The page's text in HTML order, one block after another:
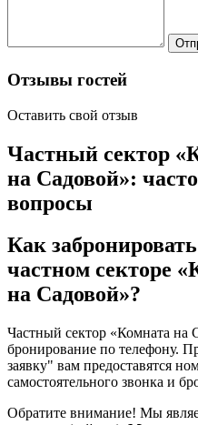
Отзывы гостей
Оставить свой отзыв
Частный сектор
на Садовой»:
вопросы
Как
частном секторе
на Садовой»?
Частный сектор «Комната на
бронирование по телефону.
заявку" вам предоставятся
самостоятельного звонка и
Обратите внимание! Мы